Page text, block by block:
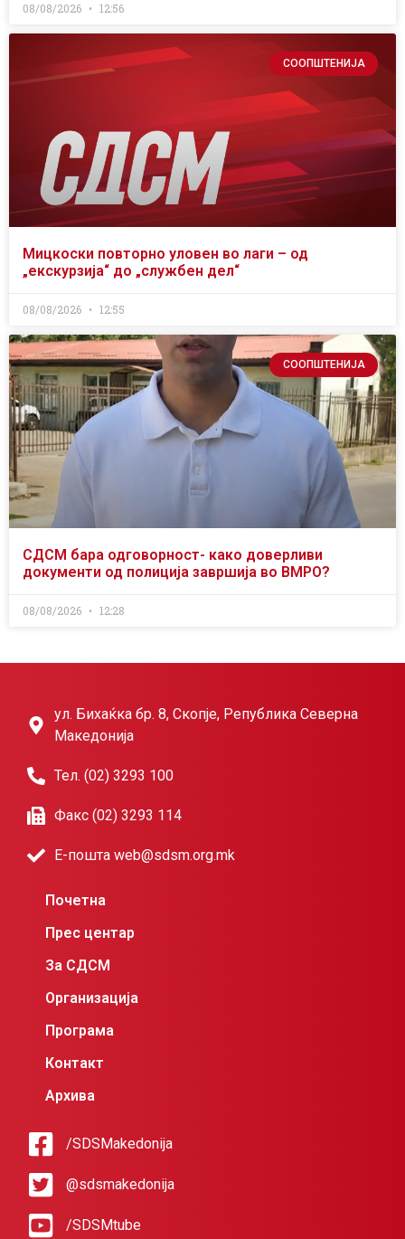
08/08/2026 12:56
СООПШТЕНИЈА
Мицкоски повторно уловен во лаги – од
„екскурзија“ до „службен дел“
08/08/2026 12:55
СООПШТЕНИЈА
СДСМ бара одговорност- како доверливи
документи од полиција завршија во ВМРО?
08/08/2026 12:28
ул. Бихаќка бр. 8, Скопје, Република Северна
Македонија
Тел. (02) 3293 100
Факс (02) 3293 114
Е-пошта web@sdsm.org.mk
Почетна
Прес центар
За СДСМ
Организација
Програма
Контакт
Архива
/SDSMakedonija
@sdsmakedonija
/SDSMtube